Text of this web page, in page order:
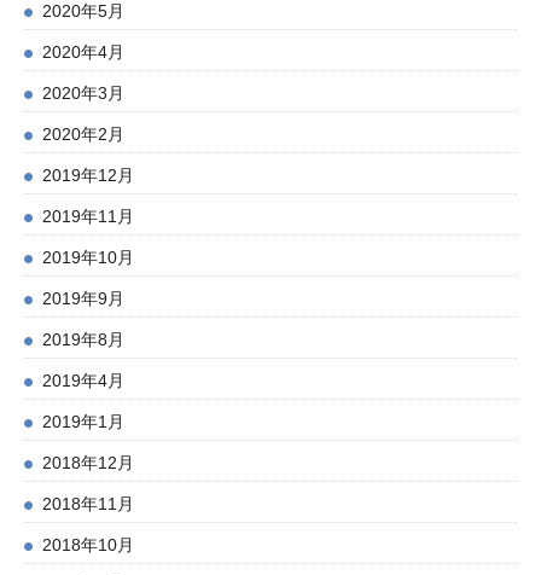
2020年5月
2020年4月
2020年3月
2020年2月
2019年12月
2019年11月
2019年10月
2019年9月
2019年8月
2019年4月
2019年1月
2018年12月
2018年11月
2018年10月